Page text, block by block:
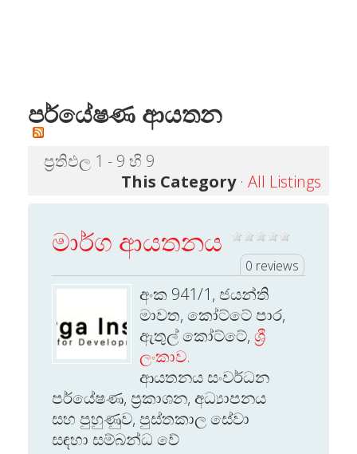
පර්යේෂණ ආයතන
ප්‍රතිඵල 1 - 9 හි 9
This Category· All Listings
මාර්ග ආයතනය
0 reviews
අංක 941/1, ජයන්ති
මාවත, කෝට්ටේ පාර,
ඇතුල් කෝට්ටේ, ශ්‍රී
ලංකාව.
ආයතනය සංවර්ධන
පර්යේෂණ, ප්‍රකාශන, අධ්‍යාපනය
සහ පුහුණුව, පුස්තකාල සේවා
සඳහා සම්බන්ධ වේ